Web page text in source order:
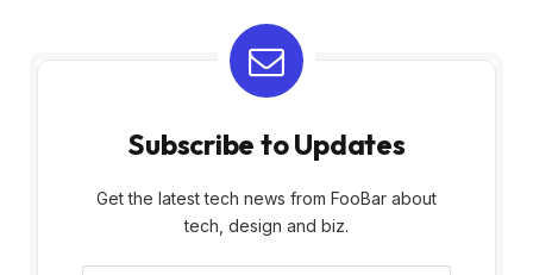
Subscribe to Updates
Get the latest tech news from FooBar about
tech, design and biz.